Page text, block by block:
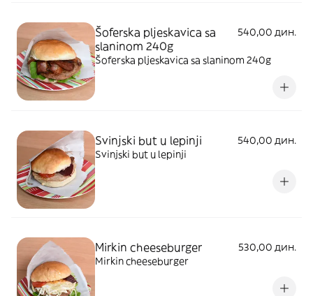
Šoferska pljeskavica sa
slaninom 240g
540,00 дин.
Šoferska pljeskavica sa slaninom 240g
Svinjski but u lepinji
540,00 дин.
Svinjski but u lepinji
Mirkin cheeseburger
530,00 дин.
Mirkin cheeseburger